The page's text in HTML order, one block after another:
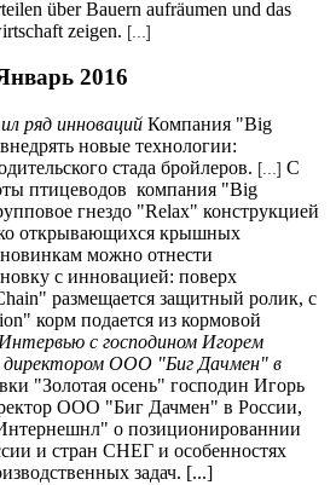
über Bauern aufräumen und das
zeigen. [...]
2016
ряд инноваций Компания "Big
новые технологии:
стада бройлеров. [...] С
птицеводов компания "Big
гнездо "Relax" конструкцией
открывающихся крышных
можно отнести
с инновацией: поверх
размещается защитный ролик, с
корм подается из кормовой
Интервью с господином Игорем
директором ООО "Биг Дачмен" в
"Золотая осень" господин Игорь
ООО "Биг Дачмен" в России,
о позиционированнии
и стран СНЕГ и особенностях
задач. [...]